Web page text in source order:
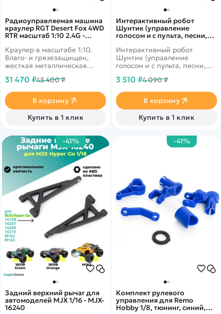
Радиоуправляемая машина
краулер RGT Desert Fox 4WD
RTR масштаб 1:10 2.4G -
Краулер в масштабе 1:10.
Влаго- и грязезащищен,
жесткая металлическая
попадания воды и песка.
Подходит для эксплуатации
в сложных условиях. Кузов
тёмно-серого цвета.
31 470 ₽45 400 ₽
В корзину
Купить в 1 клик
Интерактивный робот
Шунтик (управление
голосом и с пульта, песни,
Интерактивный робот
Шунтик (управление
голосом и с пульта, песни,
легендарный робот MZ-2842
русском языке!
3 510 ₽4 090 ₽
В корзину
Купить в 1 клик
-41%
Задний верхний рычаг для
автомоделей MJX 1/16 - MJX-
16240
-41%
Комплект рулевого
управления для Remo
Hobby 1/8, тюнинг, синий,